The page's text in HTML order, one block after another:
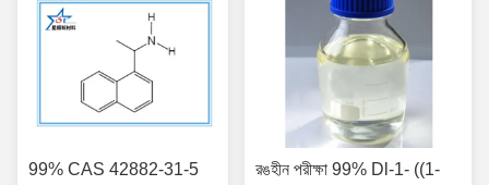
99% CAS 42882-31-5
রঙহীন পরীক্ষা 99% Dl-1- ((1-